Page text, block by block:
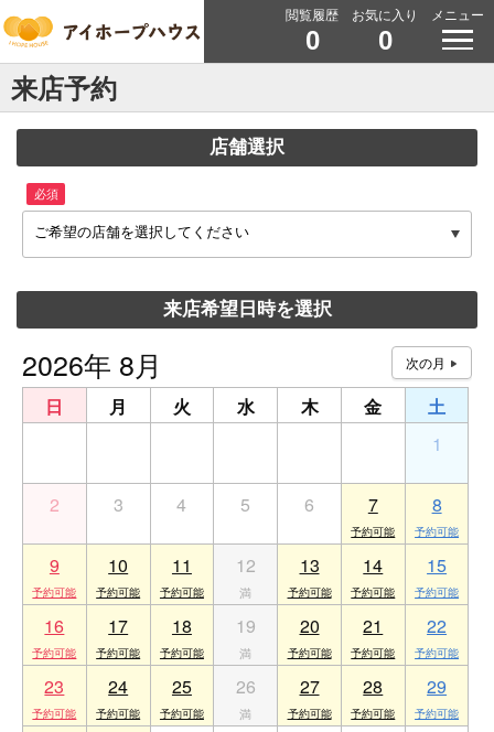
閲覧履歴
0
お気に入り
0
メニュー
来店予約
店舗選択
必須
ご希望の店舗を選択してください
来店希望日時を選択
2026年 8月
日 月 火 水 木 金
土
1
2 3 4 5 6 7 8
9 10 11 12 13 14 15
16 17 18 19 20 21 22
23 24 25 26 27 28 29